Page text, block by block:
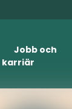
Jobb och
karriär